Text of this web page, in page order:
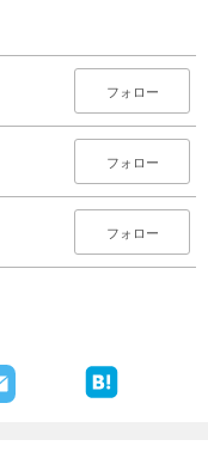
試し読み
カート
試し読み
第24話
フォロー
フォロー
フォロー